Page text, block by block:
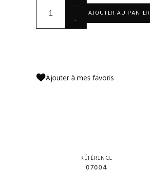
+
-
AJOUTER AU PANIER
Ajouter à mes favoris
RÉFÉRENCE
07004